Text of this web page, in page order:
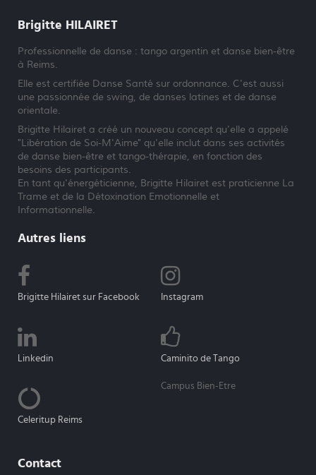
Brigitte HILAIRET
Professionnelle de danse : tango argentin et danse bien-être
à Reims.
Elle est certifiée Danse Santé sur ordonnance. C'est aussi
une passionnée de swing, de danses latines et de danse
orientale.
Brigitte Hilairet a créé un nouveau concept qu'elle a appelé
"Libération de Soi-M'Aime" qu'elle inclut dans ses activités
de danse bien-être et tango-thérapie, en fonction des
besoins des participants.
En tant qu'énergéticienne, Brigitte Hilairet est praticienne La
Trame et de la Détoxination Emotionnelle et
Informationnelle.
Autres liens
Brigitte Hilairet sur Facebook Instagram
Linkedin Caminito de Tango
Celeritup Reims
Campus Bien-Etre
Contact